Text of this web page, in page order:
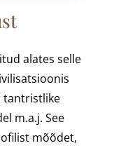
alates selle
tantristlike
m.a.j. See
mõõdet,